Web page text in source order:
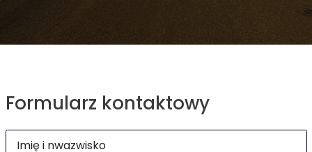
Formularz kontaktowy